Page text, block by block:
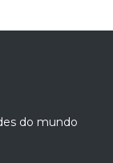
do mundo